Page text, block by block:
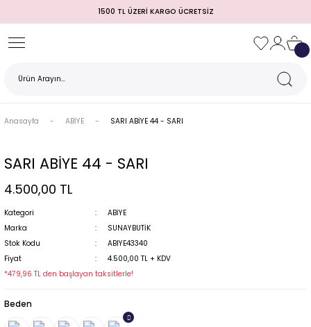
1500 TL ÜZERİ KARGO ÜCRETSİZ
Geri Dön
Geri Dön
Geri Dön
Geri Dön
Geri Dön
Geri Dön
Geri Dön
Anasayfa ABİYE SARI ABİYE 44 - SARI
SARI ABİYE 44 - SARI
4.500,00 TL
Kategori
ABİYE
Marka
SUNAYBUTİK
Stok Kodu
ABIYE43340
Fiyat
4.500,00 TL + KDV
*479,96 TL den başlayan taksitlerle!
Beden